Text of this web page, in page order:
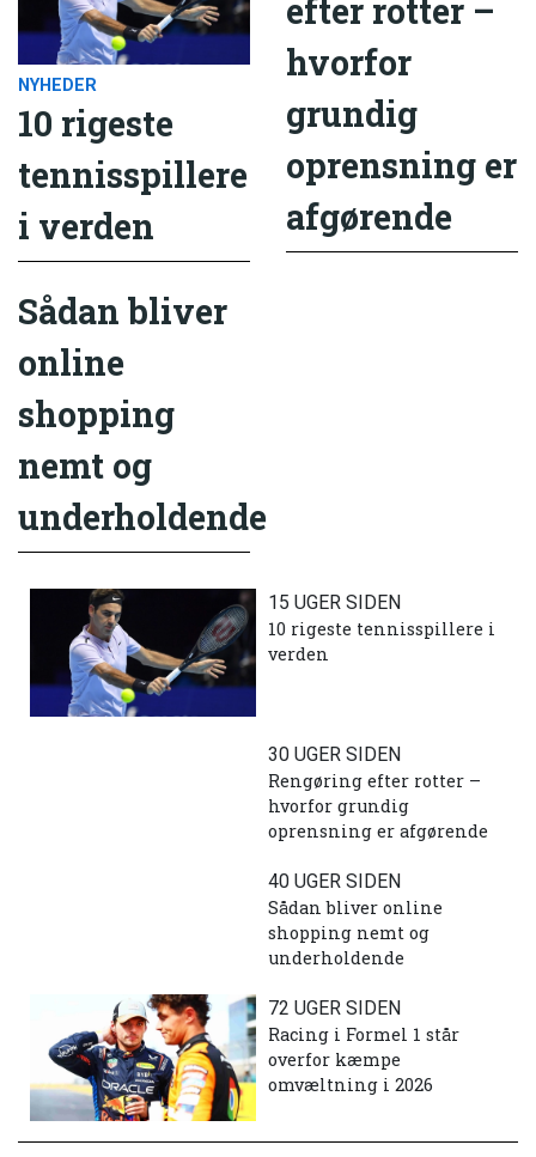
NYHEDER
10 rigeste
tennisspillere
i verden
efter rotter –
hvorfor
grundig
oprensning er
afgørende
Sådan bliver
online
shopping
nemt og
underholdende
15 UGER SIDEN
10 rigeste tennisspillere i
verden
30 UGER SIDEN
Rengøring efter rotter –
hvorfor grundig
oprensning er afgørende
40 UGER SIDEN
Sådan bliver online
shopping nemt og
underholdende
72 UGER SIDEN
Racing i Formel 1 står
overfor kæmpe
omvæltning i 2026